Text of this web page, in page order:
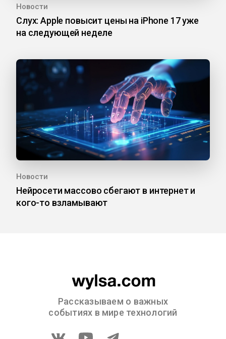
Новости
Слух: Apple повысит цены на iPhone 17 уже
на следующей неделе
Новости
Нейросети массово сбегают в интернет и
кого-то взламывают
Рассказываем о важных
событиях в мире технологий